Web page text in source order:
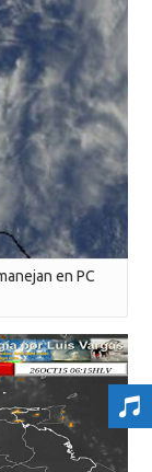
en PC